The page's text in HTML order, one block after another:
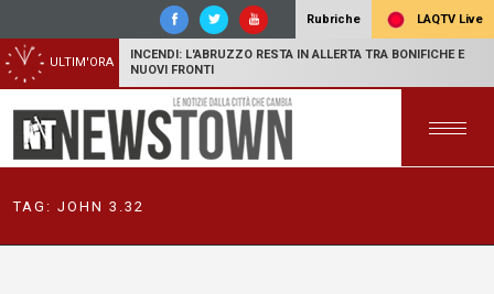
Rubriche LAQTV Live
ULTIM'ORA
INCENDI: L'ABRUZZO RESTA IN ALLERTA TRA BONIFICHE E
NUOVI FRONTI
TAG: JOHN 3.32